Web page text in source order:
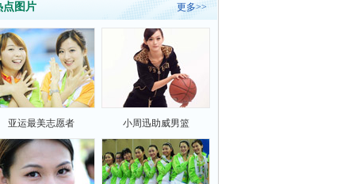
点图片 更多>>
亚运最美志愿者 小周迅助威男篮